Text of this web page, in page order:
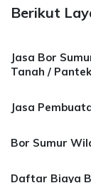
Berikut
Jasa Bor
Tanah /
Jasa
Bor Sumur
Daftar Biaya